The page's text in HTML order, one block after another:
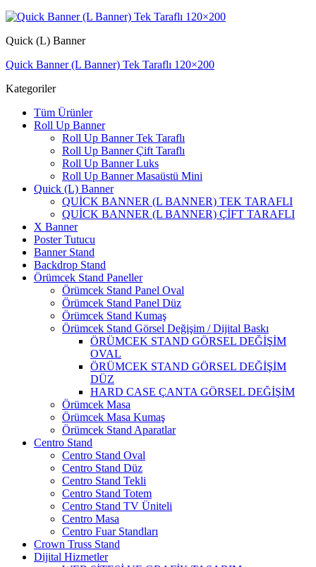
Quick (L) Banner
Quick Banner (L Banner) Tek Taraflı 120×200
Kategoriler
Tüm Ürünler
Roll Up Banner
Roll Up Banner Tek Taraflı
Roll Up Banner Çift Taraflı
Roll Up Banner Luks
Roll Up Banner Masaüstü Mini
Quick (L) Banner
QUİCK BANNER (L BANNER) TEK TARAFLI
QUİCK BANNER (L BANNER) ÇİFT TARAFLI
X Banner
Poster Tutucu
Banner Stand
Backdrop Stand
Örümcek Stand Paneller
Örümcek Stand Panel Oval
Örümcek Stand Panel Düz
Örümcek Stand Kumaş
Örümcek Stand Görsel Değişim / Dijital Baskı
ÖRÜMCEK STAND GÖRSEL DEĞİŞİM
OVAL
ÖRÜMCEK STAND GÖRSEL DEĞİŞİM
DÜZ
HARD CASE ÇANTA GÖRSEL DEĞİŞİM
Örümcek Masa
Örümcek Masa Kumaş
Örümcek Stand Aparatlar
Centro Stand
Centro Stand Oval
Centro Stand Düz
Centro Stand Tekli
Centro Stand Totem
Centro Stand TV Üniteli
Centro Masa
Centro Fuar Standları
Crown Truss Stand
Dijital Hizmetler